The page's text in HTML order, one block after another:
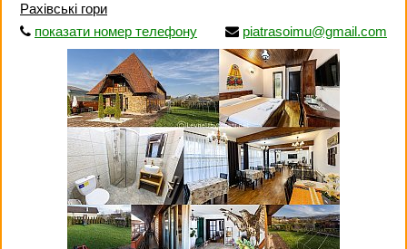
Рахівські гори
показати номер телефону
piatrasoimu@gmail.com